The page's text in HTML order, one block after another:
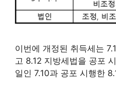
이번에 개정된 취득세는
고 8.12 지방세법을 공포
일인 7.10과 공포 시행한